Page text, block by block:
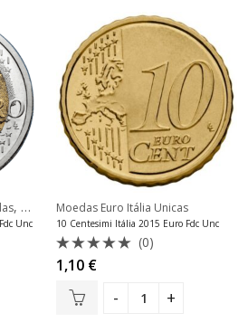
, Moedas Euro Itália Unicas
Unc
Moedas Euro Itália Unicas
10 Centesimi Itália 2015 Euro Fdc Unc
Avaliação
0
de
(0)
1,10 €